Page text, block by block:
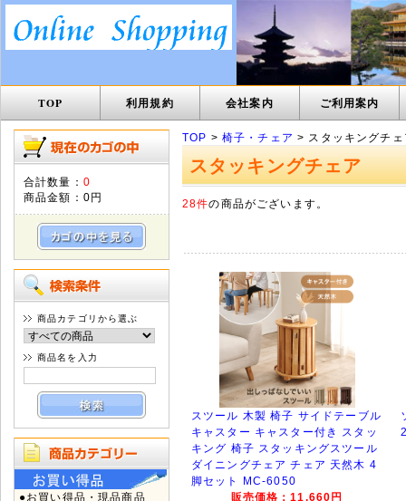
TOP 利用規約 会社案内 ご利用案内
合計数量： 0
商品金額： 0円
商品カテゴリから選ぶ
商品名を入力
●お買い得品・現品商品
TOP > 椅子・チェア > スタッキングチェ
スタッキングチェア
28件の商品がございます。
スツール 木製 椅子 サイドテーブル
キャスター キャスター付き スタッ
キング 椅子 スタッキングスツール
ダイニングチェア チェア 天然木 4
脚セット MC-6050
販売価格：11,660円